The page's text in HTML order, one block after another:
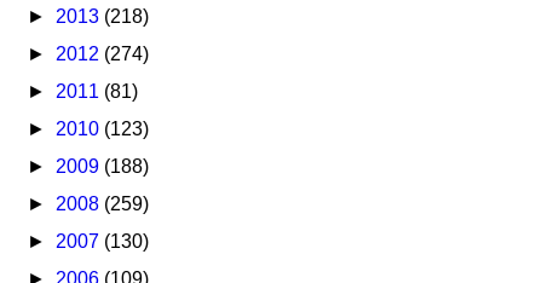
► 2013 (218)
► 2012 (274)
► 2011 (81)
► 2010 (123)
► 2009 (188)
► 2008 (259)
► 2007 (130)
► 2006 (109)